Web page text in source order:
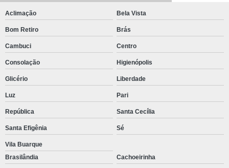
Peças caterpillar ribeirão preto
Bico caterpillar
Bico injetor cat
Bomba caterpillar
Bomba de alta caterpillar
Bomba injetora caterpillar
Cabeçote caterpillar
Cat c7 motor
Aclimação Bela Vista
Bom Retiro Brás
Cambuci Centro
Consolação Higienópolis
Glicério Liberdade
Luz Pari
República Santa Cecília
Santa Efigênia Sé
Vila Buarque
Brasilândia
Cachoeirinha